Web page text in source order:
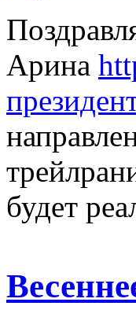
Арина
будет